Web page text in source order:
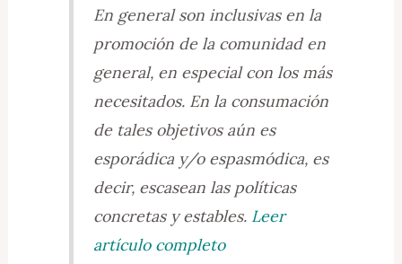
En general son inclusivas en la
promoción de la comunidad en
general, en especial con los más
necesitados. En la consumación
de tales objetivos aún es
esporádica y/o espasmódica, es
decir, escasean las políticas
concretas y estables. Leer
artículo completo